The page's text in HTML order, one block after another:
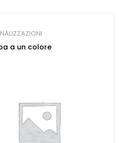
a un colore